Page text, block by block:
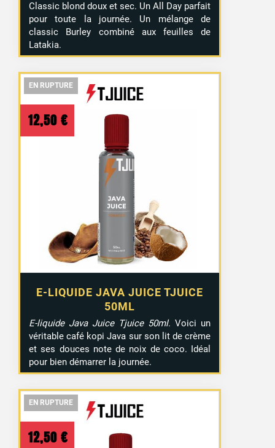
Classic blond doux et sec. Un All Day parfait
pour toute la journée. Un mélange de
classic Burley combiné aux feuilles de
Latakia.
EN RUPTURE
EN RUPTURE
E-LIQUIDE JAVA JUICE TJUICE
50ML
12,50 €
E-liquide Java Juice Tjuice 50ml. Voici un
véritable café kopi Java sur son lit de crème
et ses douces note de noix de coco. Idéal
pour bien démarrer la journée.
EN RUPTURE
EN RUPTURE
EN RUPTURE
12,50 €
EN RUPTURE